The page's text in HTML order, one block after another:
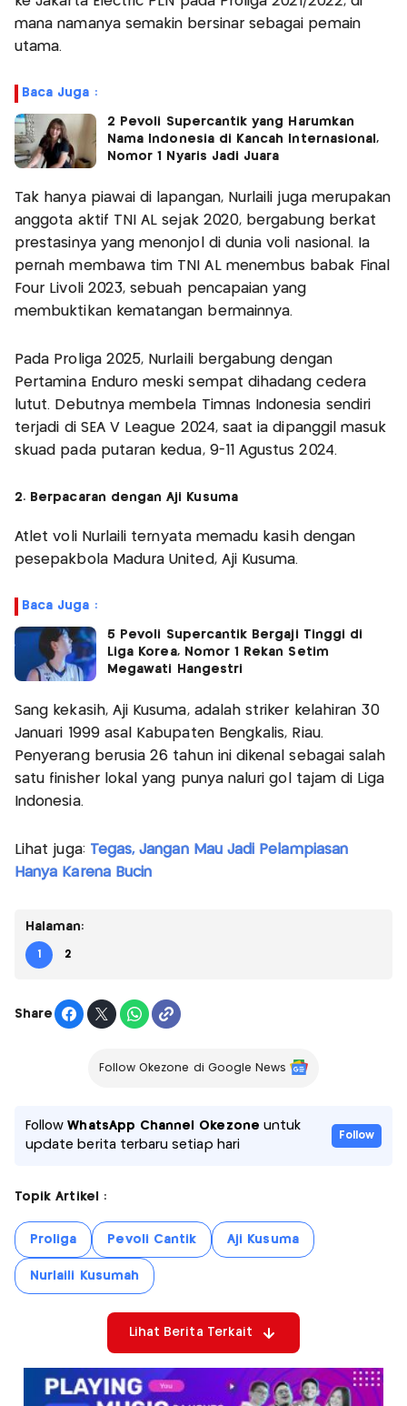
mana namanya semakin bersinar sebagai pemain
utama.
Baca Juga :
2 Pevoli Supercantik yang Harumkan
Nama Indonesia di Kancah Internasional,
Nomor 1 Nyaris Jadi Juara
Tak hanya piawai di lapangan, Nurlaili juga merupakan
anggota aktif TNI AL sejak 2020, bergabung berkat
prestasinya yang menonjol di dunia voli nasional. Ia
pernah membawa tim TNI AL menembus babak Final
Four Livoli 2023, sebuah pencapaian yang
membuktikan kematangan bermainnya.
Pada Proliga 2025, Nurlaili bergabung dengan
Pertamina Enduro meski sempat dihadang cedera
lutut. Debutnya membela Timnas Indonesia sendiri
terjadi di SEA V League 2024, saat ia dipanggil masuk
skuad pada putaran kedua, 9-11 Agustus 2024.
2. Berpacaran dengan Aji Kusuma
Atlet voli Nurlaili ternyata memadu kasih dengan
pesepakbola Madura United, Aji Kusuma.
Baca Juga :
5 Pevoli Supercantik Bergaji Tinggi di
Liga Korea, Nomor 1 Rekan Setim
Megawati Hangestri
Sang kekasih, Aji Kusuma, adalah striker kelahiran 30
Januari 1999 asal Kabupaten Bengkalis, Riau.
Penyerang berusia 26 tahun ini dikenal sebagai salah
satu finisher lokal yang punya naluri gol tajam di Liga
Indonesia.
Lihat juga: Tegas, Jangan Mau Jadi Pelampiasan
Hanya Karena Bucin
Halaman:
1 2
Share
Follow Okezone di Google News
FollowWhatsApp Channel Okezone untuk
update berita terbaru setiap hari
Follow
Topik Artikel :
Proliga Pevoli Cantik Aji Kusuma
Nurlaili Kusumah
Lihat Berita Terkait